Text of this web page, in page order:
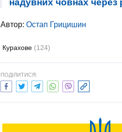
надувних човнах
Автор: Остап Грицишин
Курахове (124)
ПОДІЛИТИСЯ: